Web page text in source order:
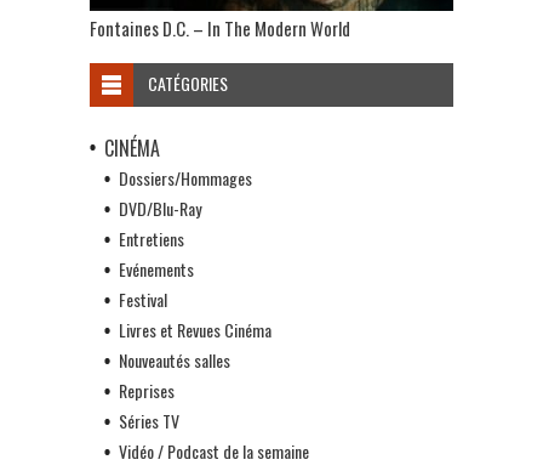
Fontaines D.C. – In The Modern World
CATÉGORIES
CINÉMA
Dossiers/Hommages
DVD/Blu-Ray
Entretiens
Evénements
Festival
Livres et Revues Cinéma
Nouveautés salles
Reprises
Séries TV
Vidéo / Podcast de la semaine